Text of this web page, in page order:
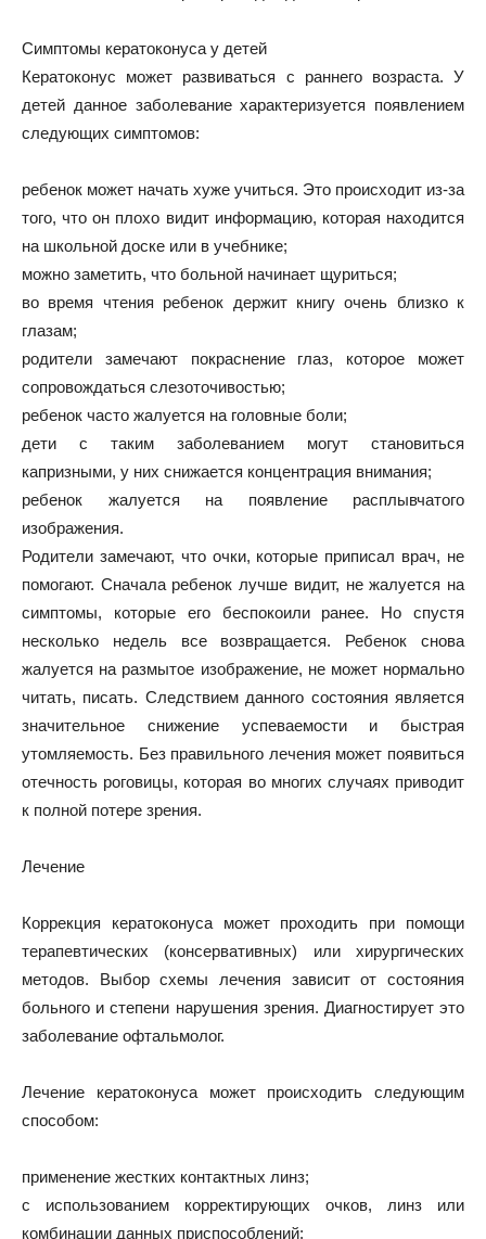
Симптомы кератоконуса у детей
Кератоконус может развиваться с раннего возраста. У
детей данное заболевание характеризуется появлением
следующих симптомов:
ребенок может начать хуже учиться. Это происходит из-за
того, что он плохо видит информацию, которая находится
на школьной доске или в учебнике;
можно заметить, что больной начинает щуриться;
во время чтения ребенок держит книгу очень близко к
глазам;
родители замечают покраснение глаз, которое может
сопровождаться слезоточивостью;
ребенок часто жалуется на головные боли;
дети с таким заболеванием могут становиться
капризными, у них снижается концентрация внимания;
ребенок жалуется на появление расплывчатого
изображения.
Родители замечают, что очки, которые приписал врач, не
помогают. Сначала ребенок лучше видит, не жалуется на
симптомы, которые его беспокоили ранее. Но спустя
несколько недель все возвращается. Ребенок снова
жалуется на размытое изображение, не может нормально
читать, писать. Следствием данного состояния является
значительное снижение успеваемости и быстрая
утомляемость. Без правильного лечения может появиться
отечность роговицы, которая во многих случаях приводит
к полной потере зрения.
Лечение
Коррекция кератоконуса может проходить при помощи
терапевтических (консервативных) или хирургических
методов. Выбор схемы лечения зависит от состояния
больного и степени нарушения зрения. Диагностирует это
заболевание офтальмолог.
Лечение кератоконуса может происходить следующим
способом:
применение жестких контактных линз;
с использованием корректирующих очков, линз или
комбинации данных приспособлений;